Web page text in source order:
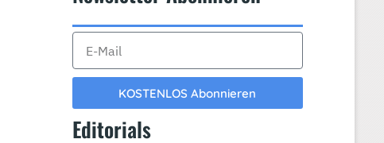
KOSTENLOS Abonnieren
Editorials